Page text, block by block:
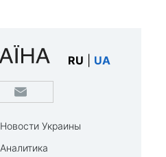
RU UA
Новости Украины
Аналитика